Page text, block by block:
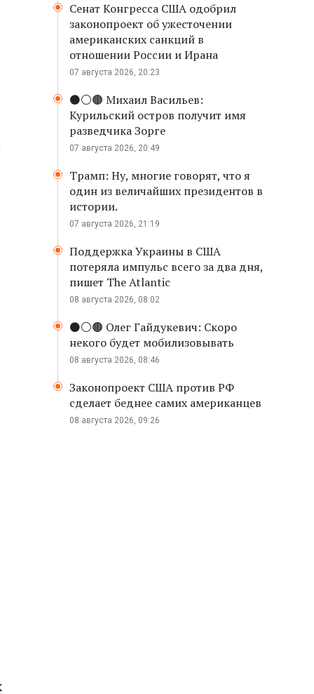
Сенат Конгресса США одобрил
законопроект об ужесточении
американских санкций в
отношении России и Ирана
07 августа 2026, 20:23
⚫️⚪️🟤 Михаил Васильев:
Курильский остров получит имя
разведчика Зорге
07 августа 2026, 20:49
Трамп: Ну, многие говорят, что я
один из величайших президентов в
истории.
07 августа 2026, 21:19
Поддержка Украины в США
потеряла импульс всего за два дня,
пишет The Atlantic
08 августа 2026, 08:02
⚫️⚪️🟤 Олег Гайдукевич: Скоро
некого будет мобилизовывать
08 августа 2026, 08:46
Законопроект США против РФ
сделает беднее самих американцев
08 августа 2026, 09:26